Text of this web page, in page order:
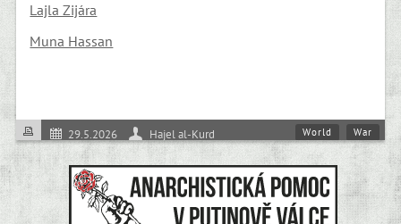
Lajla Zijára
Muna Hassan
29.5.2026 Hajel al-Kurd World War